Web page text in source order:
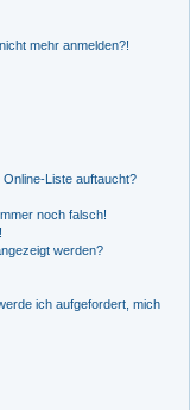
mehr anmelden?!
Liste auftaucht?
noch falsch!
werden?
ich aufgefordert, mich